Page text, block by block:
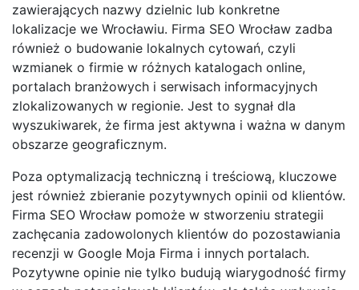
zawierających nazwy dzielnic lub konkretne
lokalizacje we Wrocławiu. Firma SEO Wrocław zadba
również o budowanie lokalnych cytowań, czyli
wzmianek o firmie w różnych katalogach online,
portalach branżowych i serwisach informacyjnych
zlokalizowanych w regionie. Jest to sygnał dla
wyszukiwarek, że firma jest aktywna i ważna w danym
obszarze geograficznym.
Poza optymalizacją techniczną i treściową, kluczowe
jest również zbieranie pozytywnych opinii od klientów.
Firma SEO Wrocław pomoże w stworzeniu strategii
zachęcania zadowolonych klientów do pozostawiania
recenzji w Google Moja Firma i innych portalach.
Pozytywne opinie nie tylko budują wiarygodność firmy